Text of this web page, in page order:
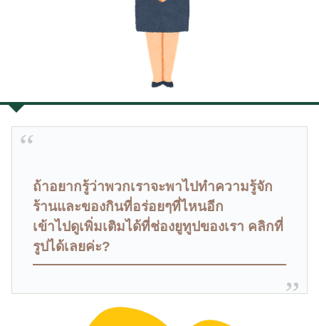
ถ้าอยากรู้ว่าพวกเราจะพาไปทำความรู้จัก
ร้านและของกินที่อร่อยๆที่ไหนอีก
เข้าไปดูเพิ่มเติมได้ที่ช่องยูทูปของเรา คลิกที่
รูปได้เลยค่ะ?